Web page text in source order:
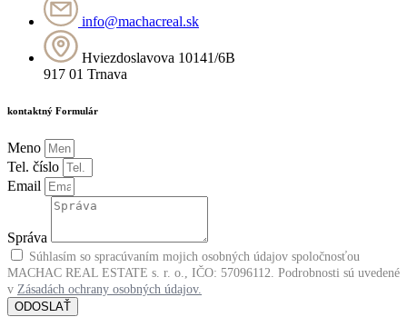
info@machacreal.sk
Hviezdoslavova 10141/6B
917 01 Trnava
kontaktný Formulár
Meno
Tel. číslo
Email
Správa
Súhlasím so spracúvaním mojich osobných údajov spoločnosťou
MACHAC REAL ESTATE s. r. o., IČO: 57096112. Podrobnosti sú uvedené
v Zásadách ochrany osobných údajov.
ODOSLAŤ